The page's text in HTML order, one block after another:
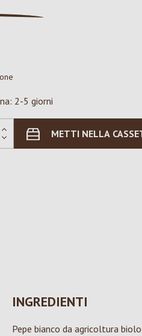
2-5 giorni
METTI NELLA
INGREDIENTI
Pepe bianco da agricoltura